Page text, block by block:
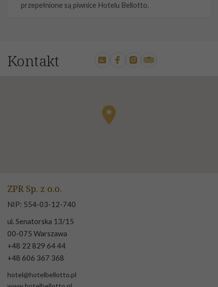
przepełnione są piwnice Hotelu Bellotto.
Kontakt
ZPR Sp. z o.o.
NIP: 554-03-12-740
ul. Senatorska 13/15
00-075 Warszawa
+48 22 829 64 44
+48 606 367 368
hotel@hotelbellotto.pl